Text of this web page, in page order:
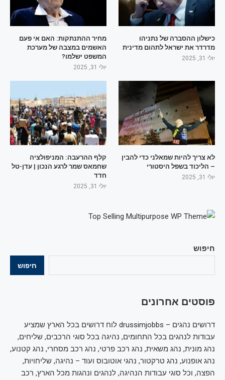
חיפוש
חיפוש
פוסטים אחרונים
דרושים נהגים – drussimjobbs לוח דרושים בכל הארץ שמציע
עבודות לנהגים בכל התחומים, נהיגה בכל סוגי הרכבים, שליחים,
נהג מונית, נהג משאית, נהג רכב פרטי, נהג רכב מסחרי, נהג קטנוע,
נהג אופנוע, נהג טרקטור, נהגי אוטובוס ועוד – נהיגה, שליחויות,
הפצה, וכל סוגי עבודות הנהיגה, לנהגים ונהגות מכל הארץ, רכב
כישלון ההסברה של נתניהו
מדרדר את ישראל לתהום מדינית
יולי 31, 2025
מחיר ההתנתקות: האם אי פעם
האשמים במצבה של מערכת
המשפט ישלמו?
יולי 31, 2025
לא צריך להיות שמאלני כדי להבין
– הליכוד בשפל היסטורי
יולי 31, 2025
קלף ההרעבה: המניפולציה
שחמאס שמר לרגע הנכון | עדן-טל
חדד
יולי 31, 2025